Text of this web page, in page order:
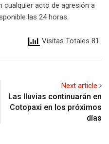
acto de agresión a
las 24 horas.
Visitas Totales 81
Next article
Las lluvias continuarán en
Cotopaxi en los próximos
días